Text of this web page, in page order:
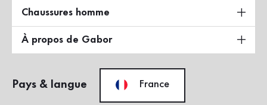
Chaussures homme
À propos de Gabor
Pays & langue France